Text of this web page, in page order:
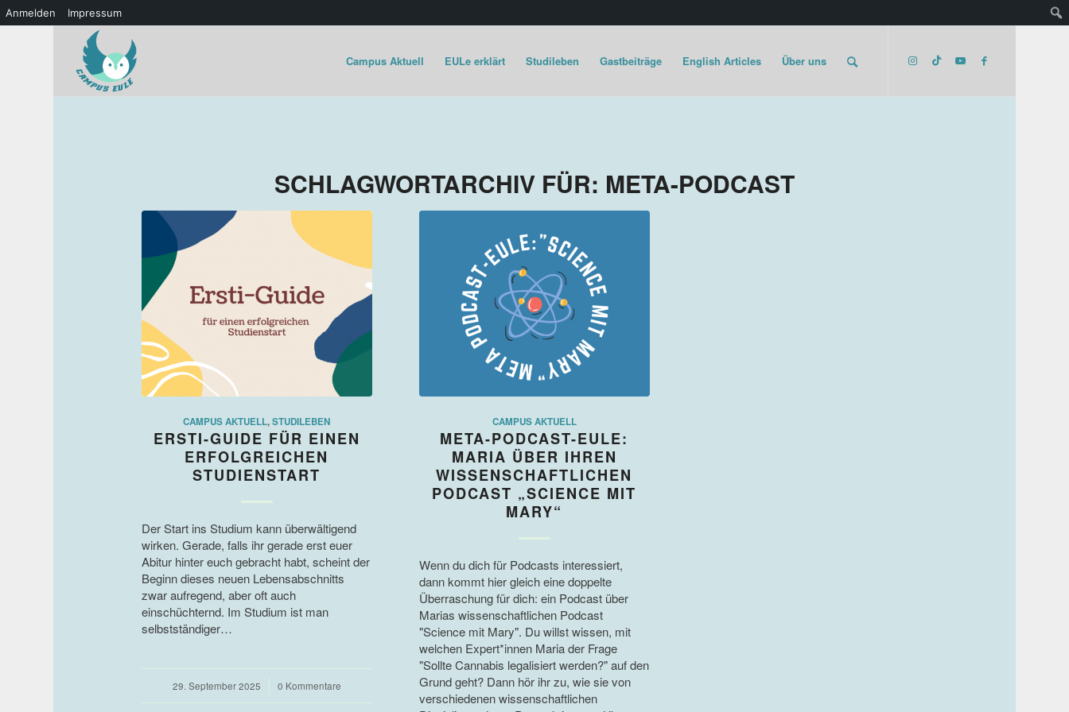
Anmelden Impressum
Campus Aktuell EULe erklärt Studileben Gastbeiträge English Articles Über uns
SCHLAGWORTARCHIV FÜR: META-PODCAST
CAMPUS AKTUELL,STUDILEBEN
ERSTI-GUIDE FÜR EINEN
ERFOLGREICHEN
STUDIENSTART
Der Start ins Studium kann überwältigend
wirken. Gerade, falls ihr gerade erst euer
Abitur hinter euch gebracht habt, scheint der
Beginn dieses neuen Lebensabschnitts
zwar aufregend, aber oft auch
einschüchternd. Im Studium ist man
selbstständiger…
29. September 2025
/ 0 Kommentare
CAMPUS AKTUELL
META-PODCAST-EULE:
MARIA ÜBER IHREN
WISSENSCHAFTLICHEN
PODCAST „SCIENCE MIT
MARY“
Wenn du dich für Podcasts interessiert,
dann kommt hier gleich eine doppelte
Überraschung für dich: ein Podcast über
Marias wissenschaftlichen Podcast
"Science mit Mary". Du willst wissen, mit
welchen Expert*innen Maria der Frage
"Sollte Cannabis legalisiert werden?" auf den
Grund geht? Dann hör ihr zu, wie sie von
verschiedenen wissenschaftlichen